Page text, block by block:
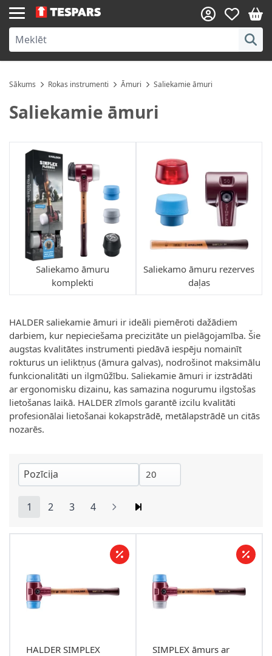
Skip to Content
Sākums Rokas instrumenti Āmuri Saliekamie āmuri
Saliekamie āmuri
Saliekamo āmuru
komplekti
Saliekamo āmuru rezerves
daļas
HALDER saliekamie āmuri ir ideāli piemēroti dažādiem
darbiem, kur nepieciešama precizitāte un pielāgojamība. Šie
augstas kvalitātes instrumenti piedāvā iespēju nomainīt
rokturus un ieliktņus (āmura galvas), nodrošinot maksimālu
funkcionalitāti un ilgmūžību. Saliekamie āmuri ir izstrādāti
ar ergonomisku dizainu, kas samazina nogurumu ilgstošas
lietošanas laikā. HALDER zīmols garantē izcilu kvalitāti
profesionālai lietošanai kokapstrādē, metālapstrādē un citās
nozarēs.
You're currently reading page
1 Lapa
2 Lapa
3 Lapa
4
HALDER SIMPLEX
SIMPLEX āmurs ar